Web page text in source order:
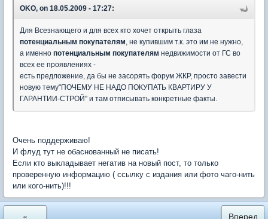
OKO, on 18.05.2009 - 17:27:
Для Всезнающего и для всех кто хочет открыть глаза
потенциальным покупателям, не купившим т.к. это им не нужно,
а именно потенциальным покупателям недвижимости от ГС во
всех ее проявлениях -
есть предложение, да бы не засорять форум ЖКР, просто завести
новую тему"ПОЧЕМУ НЕ НАДО ПОКУПАТЬ КВАРТИРУ У
ГАРАНТИИ-СТРОЙ" и там отписывать конкретные факты.
Очень поддерживаю!
И флуд тут не обаснованный не писать!
Если кто выкладывает негатив на новый пост, то только
проверенную информацию ( ссылку с издания или фото чаго-нить
или кого-нить)!!!
« Вперед